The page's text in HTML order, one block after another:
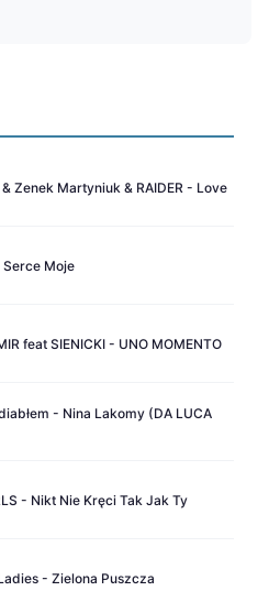
& Zenek Martyniuk & RAIDER - Love
Serce Moje
feat SIENICKI - UNO MOMENTO
- Nina Lakomy (DA LUCA
- Nikt Nie Kręci Tak Jak Ty
- Zielona Puszcza